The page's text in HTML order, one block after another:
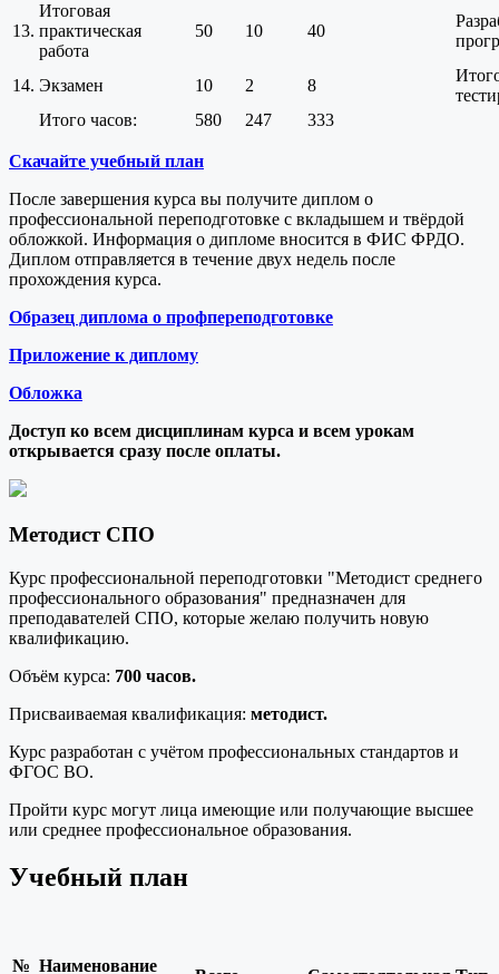
13.
Итоговая
практическая
работа
50 10 40
14. Экзамен 10 2 8
Итого часов:
580 247 333
Скачайте учебный план
После завершения курса вы получите диплом о
профессиональной переподготовке с вкладышем и твёрдой
обложкой. Информация о дипломе вносится в ФИС ФРДО.
Диплом отправляется в течение двух недель после
прохождения курса.
Образец диплома о профпереподготовке
Приложение к диплому
Обложка
Доступ ко всем дисциплинам курса и всем урокам
открывается сразу после оплаты.
Методист СПО
Курс профессиональной переподготовки "Методист среднего
профессионального образования" предназначен для
преподавателей СПО, которые желаю получить новую
квалификацию.
Объём курса: 700 часов.
Присваиваемая квалификация: методист.
Курс разработан с учётом профессиональных стандартов и
ФГОС ВО.
Пройти курс могут лица имеющие или получающие высшее
или среднее профессиональное образования.
Учебный план
№ Наименование